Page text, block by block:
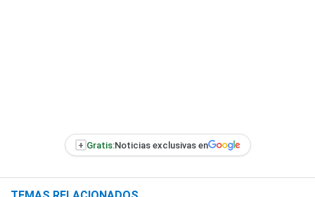
+ Gratis:Noticias exclusivas en